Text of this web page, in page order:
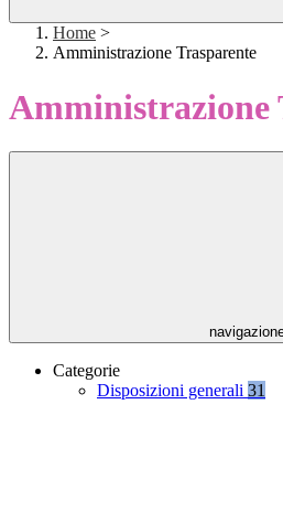
Home >
Amministrazione Trasparente
Amministrazione
Categorie
Disposizioni generali 31